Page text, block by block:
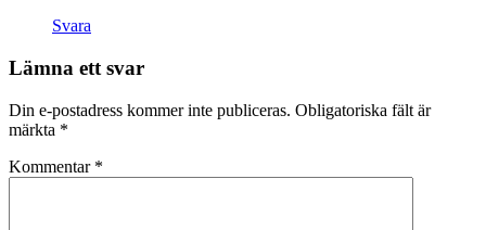
Svara
Lämna ett svar
Din e-postadress kommer inte publiceras. Obligatoriska fält är
märkta *
Kommentar *